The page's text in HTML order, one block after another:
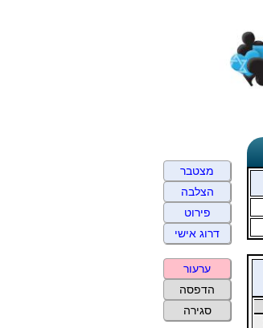
מצטבר
הצלבה
פירוט
דרוג אישי
ערעור
הדפסה
סגירה